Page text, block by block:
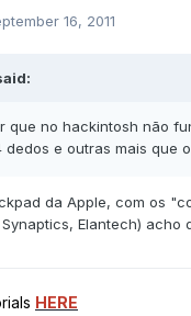
16, 2011
que no hackintosh não
e outras mais que
da Apple, com os
Elantech) acho
HERE